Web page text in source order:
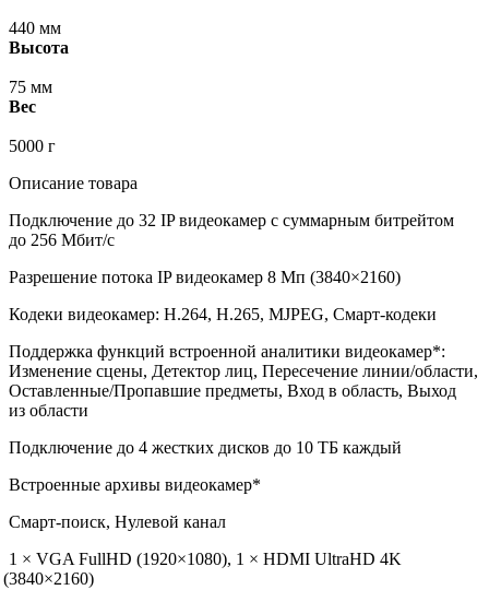
440 мм
Высота
75 мм
Вес
5000 г
Описание товара
Подключение до 32 IP видеокамер с суммарным битрейтом
до 256 Мбит/с
Разрешение потока IP видеокамер 8 Мп (3840×2160)
Кодеки видеокамер: H.264, H.265, MJPEG, Смарт-кодеки
Поддержка функций встроенной аналитики видеокамер*:
Изменение сцены, Детектор лиц, Пересечение линии/области,
Оставленные/Пропавшие предметы, Вход в область, Выход
из области
Подключение до 4 жестких дисков до 10 ТБ каждый
Встроенные архивы видеокамер*
Смарт-поиск, Нулевой канал
1 × VGA FullHD (1920×1080), 1 × HDMI UltraHD 4K
(3840×2160)